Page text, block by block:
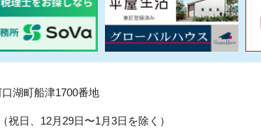
湖町船津1700番地
日、12月29日〜1月3日を除く）